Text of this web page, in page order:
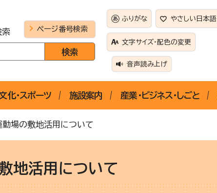
索 ページ番号検索
ふりがな やさしい日本語
文字サイズ・配色の変更
音声読み上げ
化・スポーツ 施設案内 産業・ビジネス・しごと
場の敷地活用について
地活用について